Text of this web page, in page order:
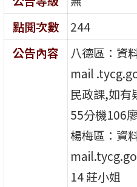
點閱次數
244
公告內容
八德區：資
mail
民政課,如有
55分機106
楊梅區：資
14 莊小姐